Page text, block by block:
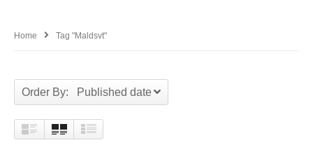
Home Tag "Maldsvt"
Order By: Published date